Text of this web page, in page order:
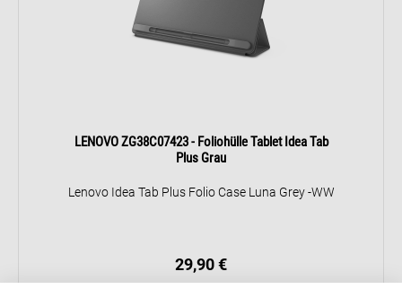
LENOVO ZG38C07423 - Foliohülle Tablet Idea Tab
Plus Grau
Lenovo Idea Tab Plus Folio Case Luna Grey -WW
29,90 €